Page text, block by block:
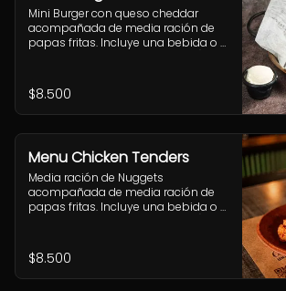
Mini Burger con queso cheddar
acompañada de media ración de
papas fritas. Incluye una bebida o
$8.500
Menu Chicken Tenders
Media ración de Nuggets
acompañada de media ración de
papas fritas. Incluye una bebida o
$8.500